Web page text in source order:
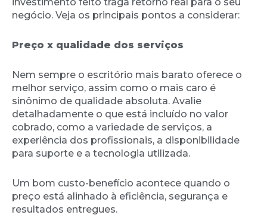
negócio. Veja os principais pontos a considerar:
Preço x qualidade dos serviços
Nem sempre o escritório mais barato oferece o
melhor serviço, assim como o mais caro é
sinônimo de qualidade absoluta. Avalie
detalhadamente o que está incluído no valor
cobrado, como a variedade de serviços, a
experiência dos profissionais, a disponibilidade
para suporte e a tecnologia utilizada.
Um bom custo-benefício acontece quando o
preço está alinhado à eficiência, segurança e
resultados entregues.